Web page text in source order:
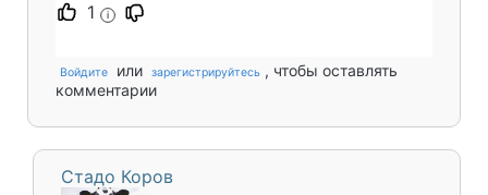
1 i
Войдите или зарегистрируйтесь , чтобы оставлять
комментарии
Стадо Коров